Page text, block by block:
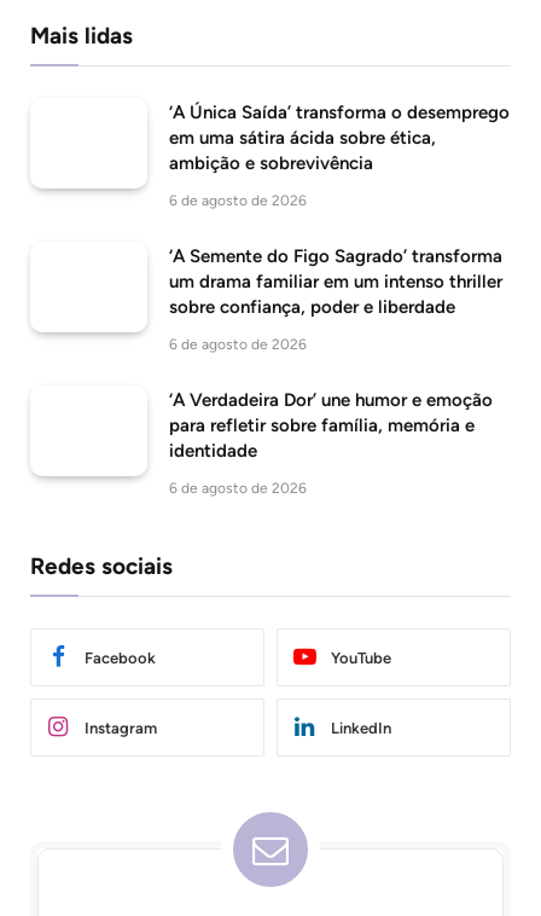
Mais lidas
‘A Única Saída’ transforma o desemprego
em uma sátira ácida sobre ética,
ambição e sobrevivência
6 de agosto de 2026
‘A Semente do Figo Sagrado’ transforma
um drama familiar em um intenso thriller
sobre confiança, poder e liberdade
6 de agosto de 2026
‘A Verdadeira Dor’ une humor e emoção
para refletir sobre família, memória e
identidade
6 de agosto de 2026
Redes sociais
Facebook YouTube
Instagram LinkedIn